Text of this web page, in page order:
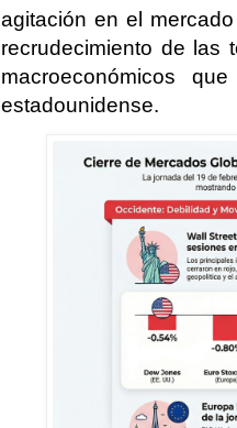
agitación en el
recrudecimiento de las
macroeconómicos
estadounidense.